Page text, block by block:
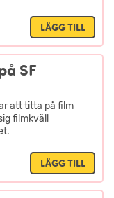
LÄGG TILL
SF
att titta på film
filmkväll
LÄGG TILL